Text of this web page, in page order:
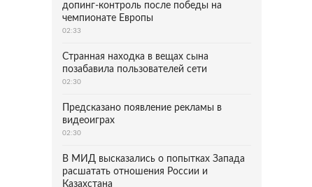
допинг-контроль после победы на
чемпионате Европы
02:33
Странная находка в вещах сына
позабавила пользователей сети
02:30
Предсказано появление рекламы в
видеоиграх
02:30
В МИД высказались о попытках Запада
расшатать отношения России и
Казахстана